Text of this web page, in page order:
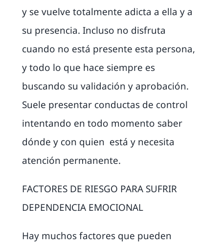
y se vuelve totalmente adicta a ella y a
su presencia. Incluso no disfruta
cuando no está presente esta persona,
y todo lo que hace siempre es
buscando su validación y aprobación.
Suele presentar conductas de control
intentando en todo momento saber
dónde y con quien está y necesita
atención permanente.
FACTORES DE RIESGO PARA SUFRIR
DEPENDENCIA EMOCIONAL
Hay muchos factores que pueden